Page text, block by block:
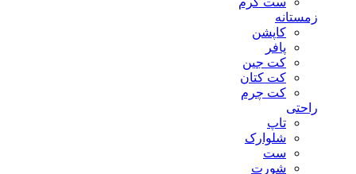
زمستانه
کاپشن
پافر
کت جین
کت کتان
کت چرم
راحتی
تاپ
شلوارک
ست
شورت